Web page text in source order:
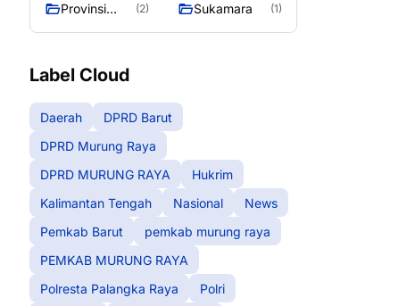
Provinsi
(2) Sukamara (1)
Label Cloud
Daerah
DPRD Barut
DPRD Murung Raya
DPRD MURUNG RAYA
Hukrim
Kalimantan Tengah
Nasional
News
Pemkab Barut
pemkab murung raya
PEMKAB MURUNG RAYA
Polresta Palangka Raya
Polri